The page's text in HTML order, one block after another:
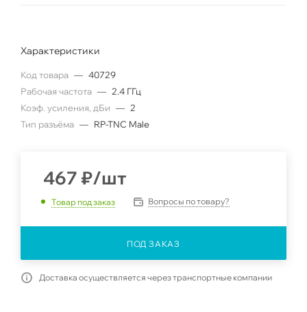
Характеристики
Код товара — 40729
Рабочая частота — 2.4 ГГц
Коэф. усиления, дБи — 2
Тип разъёма — RP-TNC Male
467 ₽/шт
Товар под заказ Вопросы по товару?
ПОД ЗАКАЗ
Доставка осуществляется через транспортные компании